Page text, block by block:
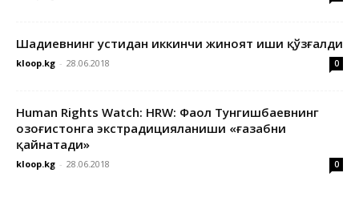
Шадиевнинг устидан иккинчи жиноят иши қўзғалди
kloop.kg - 28.06.2018 0
Human Rights Watch: HRW: Фаол Тунгишбаевнинг
Қозоғистонга экстрадицияланиши «ғазабни
қайнатади»
kloop.kg - 28.06.2018 0